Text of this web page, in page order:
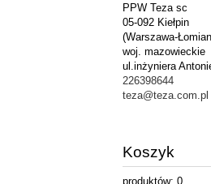
PPW Teza sc
05-092 Kiełpin
(Warszawa-
woj. mazowieckie
ul.inżyniera
226398644
teza@teza.com.pl
Koszyk
produktów: 0